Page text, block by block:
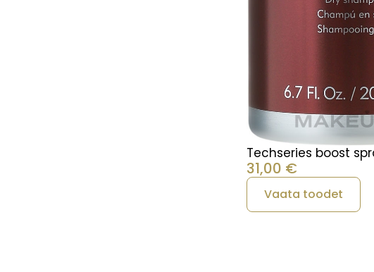
Techseries boost
31,00 €
Vaata toodet